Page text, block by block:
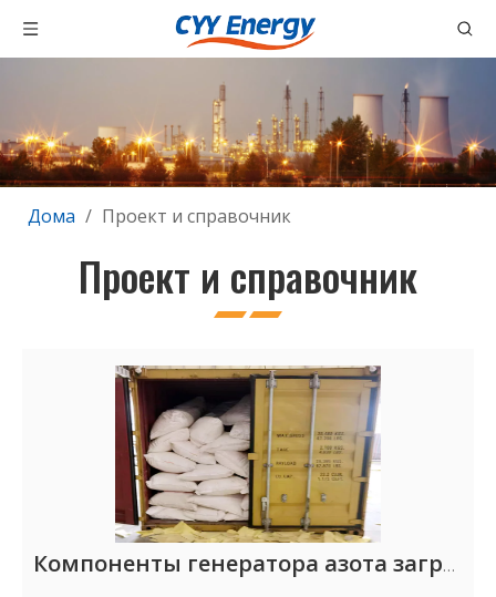
Дома / Проект и справочник
Проект и справочник
Компоненты генератора азота загружены и отправлены в Алжир (2 июля)